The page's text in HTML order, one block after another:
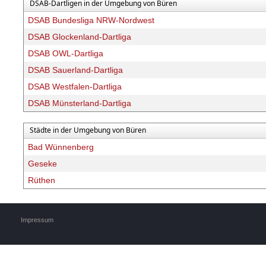
DSAB-Dartligen in der Umgebung von Büren
DSAB Bundesliga NRW-Nordwest
DSAB Glockenland-Dartliga
DSAB OWL-Dartliga
DSAB Sauerland-Dartliga
DSAB Westfalen-Dartliga
DSAB Münsterland-Dartliga
Städte in der Umgebung von Büren
Bad Wünnenberg
Geseke
Rüthen
Impressum